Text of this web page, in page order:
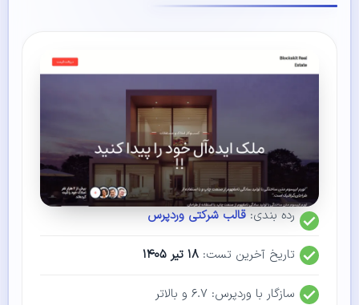
رده بندی:قالب شرکتی وردپرس
تاریخ آخرین تست: ۱۸ تیر ۱۴۰۵
سازگار با وردپرس: ۶.۷ و بالاتر